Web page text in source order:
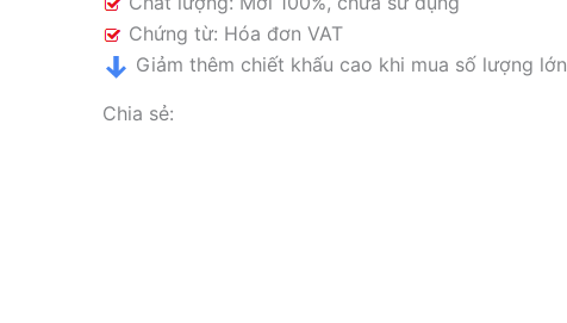
số
Chứng từ: Hóa đơn VAT
Giảm thêm chiết khấu cao khi mua số lượng lớn
Chia sẻ: